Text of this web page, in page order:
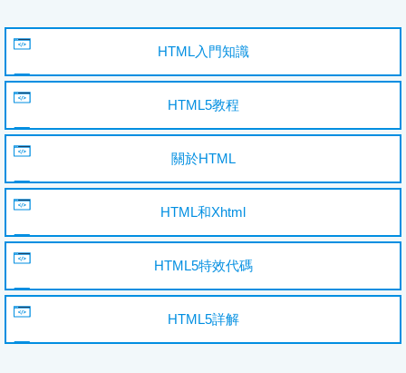
HTML入門知識
HTML5教程
關於HTML
HTML和Xhtml
HTML5特效代碼
HTML5詳解